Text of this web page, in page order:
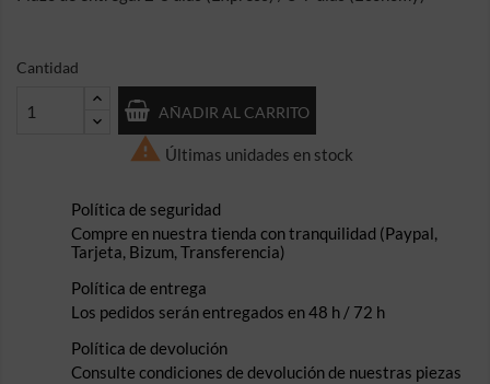
Cantidad
AÑADIR AL CARRITO
 Últimas unidades en stock
Política de seguridad
Compre en nuestra tienda con tranquilidad (Paypal,
Tarjeta, Bizum, Transferencia)
Política de entrega
Los pedidos serán entregados en 48 h / 72 h
Política de devolución
Consulte condiciones de devolución de nuestras piezas